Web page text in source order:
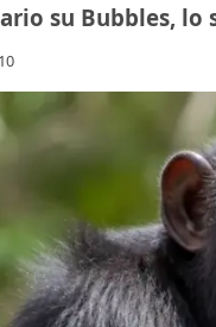
su Bubbles, lo